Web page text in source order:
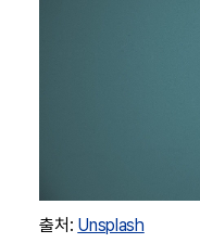
출처: Unsplash